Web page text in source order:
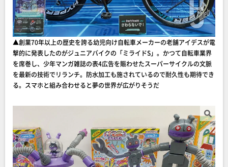
▲創業70年以上の歴史を誇る幼児向け自転車メーカーの老舗アイデスが電
撃的に発表したのがジュニアバイクの「ミライドS」。かつて自転車業界
を席巻し、少年マンガ雑誌の表4広告を賑わせたスーパーサイクルの文脈
を最新の技術でリランチ。防水加工も施されているので耐久性も期待でき
る。スマホと組み合わせると夢の世界が広がりそうだ